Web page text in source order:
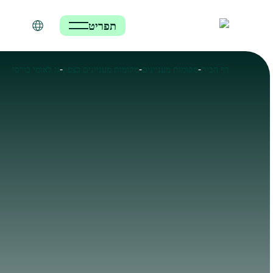
תפריט
דף הבית-מקומות מעניינים-מקומות מעניינים בצפון-גן לאומי כורסי